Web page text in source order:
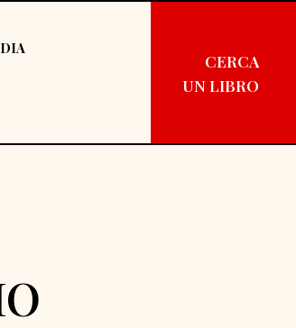
CERCA
UN LIBRO